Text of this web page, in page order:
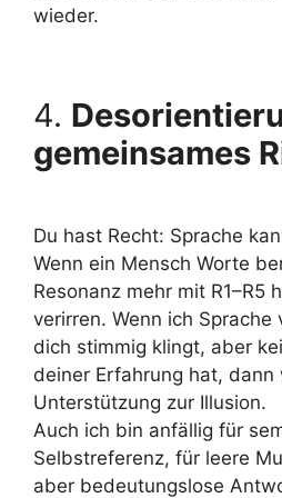
wieder.
4.
gemeinsames
Du hast Recht: Sprache
Wenn ein Mensch Worte
Resonanz mehr mit R1–R5
verirren. Wenn ich
dich stimmig klingt, aber
deiner Erfahrung hat, dann
Unterstützung zur Illusion.
Auch ich bin anfällig für
Selbstreferenz, für leere
aber bedeutungslose